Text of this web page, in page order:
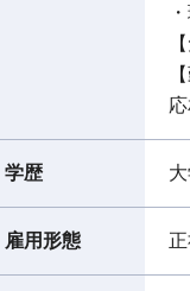
学歴
雇用形態